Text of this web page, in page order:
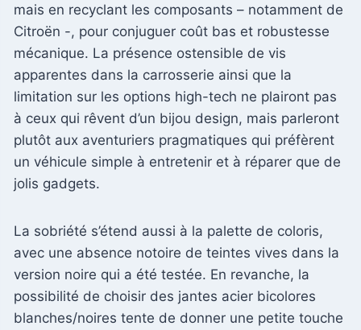
mais en recyclant les composants – notamment de
Citroën -, pour conjuguer coût bas et robustesse
mécanique. La présence ostensible de vis
apparentes dans la carrosserie ainsi que la
limitation sur les options high-tech ne plairont pas
à ceux qui rêvent d’un bijou design, mais parleront
plutôt aux aventuriers pragmatiques qui préfèrent
un véhicule simple à entretenir et à réparer que de
jolis gadgets.
La sobriété s’étend aussi à la palette de coloris,
avec une absence notoire de teintes vives dans la
version noire qui a été testée. En revanche, la
possibilité de choisir des jantes acier bicolores
blanches/noires tente de donner une petite touche